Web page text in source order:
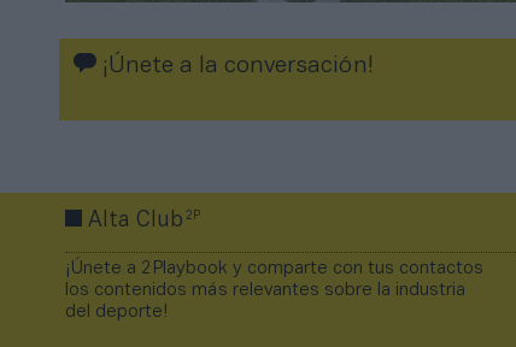
¡Únete a la conversación!
Alta Club2P
¡Únete a 2Playbook y comparte con tus contactos
los contenidos más relevantes sobre la industria
del deporte!